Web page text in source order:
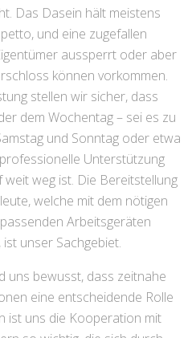
Das Dasein hält meistens
und eine zugefallen
aussperrt oder aber
können vorkommen.
stellen wir sicher, dass
dem Wochentag – sei es zu
und Sonntag oder etwa
Unterstützung
weg ist. Die Bereitstellung
welche mit dem nötigen
Arbeitsgeräten
unser Sachgebiet.
uns bewusst, dass zeitnahe
eine entscheidende Rolle
ist uns die Kooperation mit